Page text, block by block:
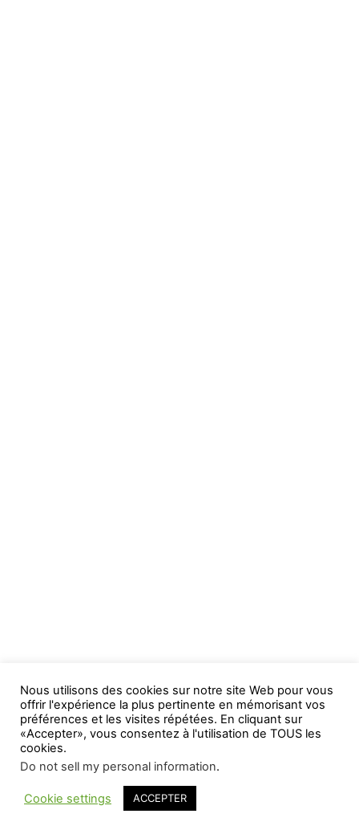
Nous utilisons des cookies sur notre site Web pour vous
offrir l'expérience la plus pertinente en mémorisant vos
préférences et les visites répétées. En cliquant sur
«Accepter», vous consentez à l'utilisation de TOUS les
cookies.
Do not sell my personal information.
Cookie settings ACCEPTER